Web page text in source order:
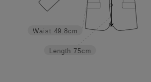
Length 75cm
Waist 49.8cm